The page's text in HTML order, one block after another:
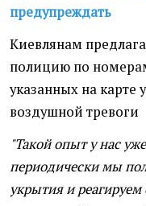
предупреждать
Киевлянам
полицию по
указанных на
воздушной тревоги
"Такой опыт у нас
периодически мы
укрытия и реагируем